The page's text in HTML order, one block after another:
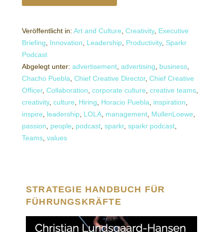
Veröffentlicht in: Art and Culture Creativity, Executive
Briefing
Innovation Leadership Productivity, Sparkr
Podcast
Abgelegt unter: advertisement advertising business
Chacho Puebla Chief Creative Director, Chief Creative
Officer, Collaboration corporate culture creative teams
creativity, culture Hiring Horacio Puebla inspiration
inspire
leadership LOLA management MullenLoewe
passion
people podcast sparkr, sparkr podcast
Teams values
STRATEGIE HANDBUCH FÜR
FÜHRUNGSKRÄFTE